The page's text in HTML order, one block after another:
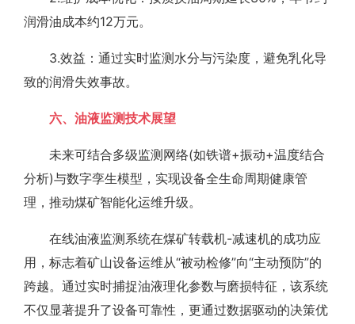
润滑油成本约12万元。
3.效益：通过实时监测水分与污染度，避免乳化导
致的润滑失效事故。
六、油液监测技术展望
未来可结合多级监测网络(如铁谱+振动+温度结合
分析)与数字孪生模型，实现设备全生命周期健康管
理，推动煤矿智能化运维升级。
在线油液监测系统在煤矿转载机-减速机的成功应
用，标志着矿山设备运维从“被动检修”向“主动预防”的
跨越。通过实时捕捉油液理化参数与磨损特征，该系统
不仅显著提升了设备可靠性，更通过数据驱动的决策优